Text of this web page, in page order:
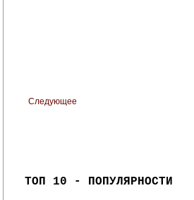
Следующее
ТОП 10 - ПОПУЛЯРНОСТИ